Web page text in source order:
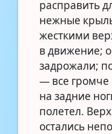
расправить
нежные
жесткими
в движение;
задрожали;
— все
на задние
полетел.
остались